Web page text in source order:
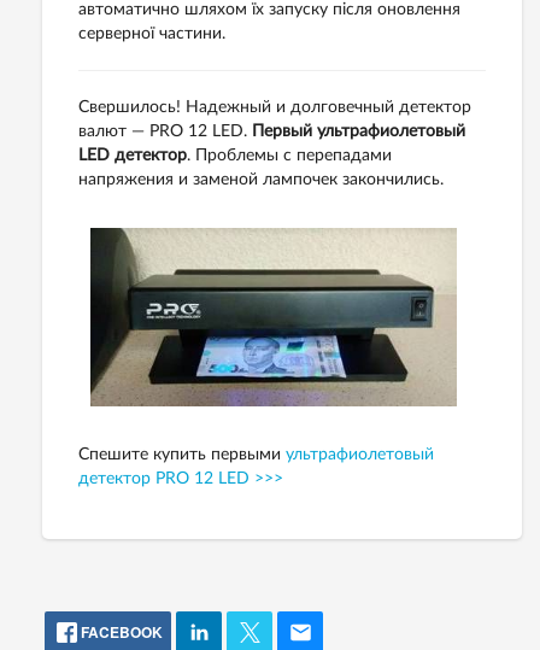
автоматично шляхом їх запуску після оновлення
серверної частини.
Свершилось! Надежный и долговечный детектор
валют — PRO 12 LED. Первый ультрафиолетовый
LED детектор. Проблемы с перепадами
напряжения и заменой лампочек закончились.
Спешите купить первыми ультрафиолетовый
детектор PRO 12 LED >>>
FACEBOOK